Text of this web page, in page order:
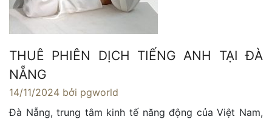
THUÊ PHIÊN DỊCH TIẾNG ANH TẠI ĐÀ
NẴNG
14/11/2024 bởi pgworld
Đà Nẵng, trung tâm kinh tế năng động của Việt Nam,